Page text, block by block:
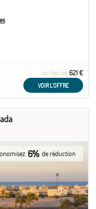
au lieu de621 €
VOIR L'OFFRE
6% de réduction